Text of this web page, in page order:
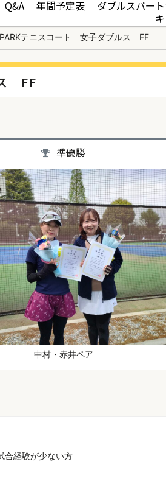
Q&A 年間予定表 ダブルスパー
テニスコート 女子ダブルス FF
FF
準優勝
中村・赤井ペア
合経験が少ない方